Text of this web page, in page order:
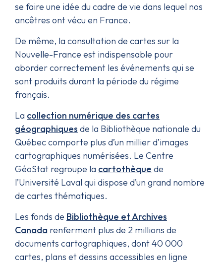
se faire une idée du cadre de vie dans lequel nos
ancêtres ont vécu en France.
De même, la consultation de cartes sur la
Nouvelle-France est indispensable pour
aborder correctement les événements qui se
sont produits durant la période du régime
français.
La collection numérique des cartes
géographiques de la Bibliothèque nationale du
Québec comporte plus d’un millier d’images
cartographiques numérisées. Le Centre
GéoStat regroupe la cartothèque de
l’Université Laval qui dispose d’un grand nombre
de cartes thématiques.
Les fonds de Bibliothèque et Archives
Canada renferment plus de 2 millions de
documents cartographiques, dont 40 000
cartes, plans et dessins accessibles en ligne